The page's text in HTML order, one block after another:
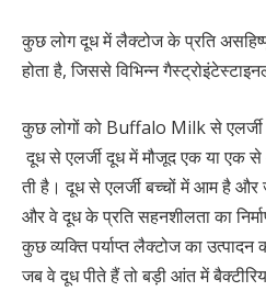
कुछ लोग दूध में लैक्टोज के प्रति
होता है, जिससे विभिन्न
कुछ लोगों को Buffalo Milk से एलर्जी
दूध से एलर्जी दूध में मौजूद एक या एक
ती है। दूध से एलर्जी बच्चों में आम है और
और वे दूध के प्रति सहनशीलता का
कुछ व्यक्ति पर्याप्त लैक्टोज का
जब वे दूध पीते हैं तो बड़ी आंत में